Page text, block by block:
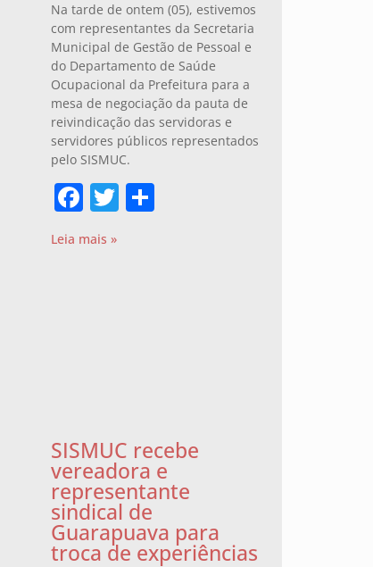
Na tarde de ontem (05), estivemos
com representantes da Secretaria
Municipal de Gestão de Pessoal e
do Departamento de Saúde
Ocupacional da Prefeitura para a
mesa de negociação da pauta de
reivindicação das servidoras e
servidores públicos representados
pelo SISMUC.
Facebook
Twitter
Leia mais »
SISMUC recebe
vereadora e
representante
sindical de
Guarapuava para
troca de experiências